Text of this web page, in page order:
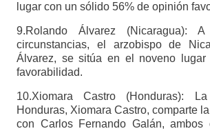
lugar con un sólido 56% de opinión
9.Rolando Álvarez (Nicaragua):
circunstancias, el arzobispo de
Álvarez, se sitúa en el noveno
favorabilidad.
10.Xiomara Castro (Honduras):
Honduras, Xiomara Castro, comparte
con Carlos Fernando Galán,